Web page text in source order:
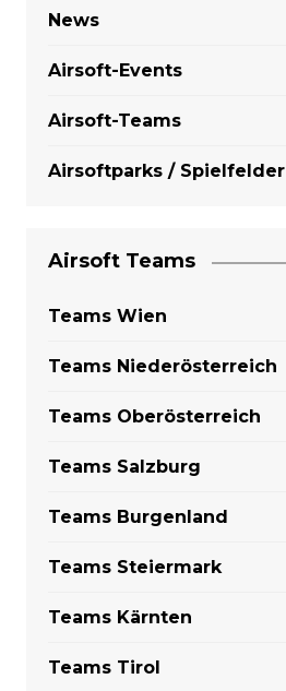
News
Airsoft-Events
Airsoft-Teams
Airsoftparks / Spielfelder
Airsoft Teams
Teams Wien
Teams Niederösterreich
Teams Oberösterreich
Teams Salzburg
Teams Burgenland
Teams Steiermark
Teams Kärnten
Teams Tirol